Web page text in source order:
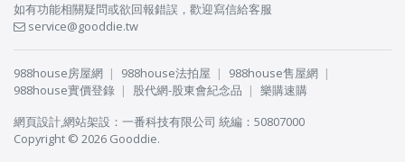
如有功能相關疑問或欲回報錯誤，歡迎寫信給客服
service@gooddie.tw
988house房屋網 988house法拍屋
988house售屋網
988house實價登錄
股代網-股東會紀念品
樂購速購
網頁設計,網站架設 ： 一番科技有限公司 統編：50807000
Copyright © 2026 Gooddie.